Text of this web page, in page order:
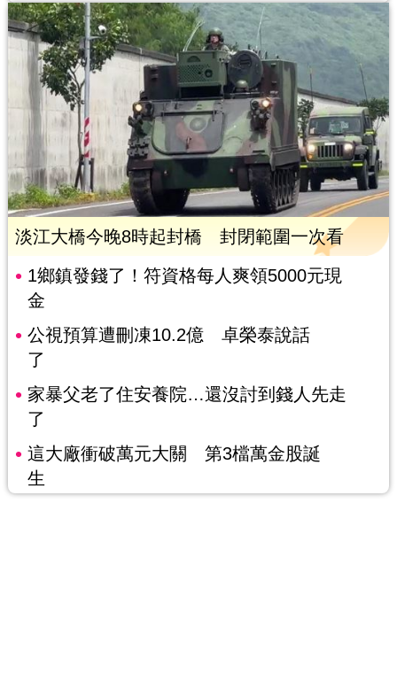
淡江大橋今晚8時起封橋 封閉範圍一次看
1鄉鎮發錢了！符資格每人爽領5000元現
金
公視預算遭刪凍10.2億 卓榮泰說話
了
家暴父老了住安養院…還沒討到錢人先走
了
這大廠衝破萬元大關 第3檔萬金股誕
生